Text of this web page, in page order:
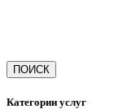
ПОИСК
Категории услуг